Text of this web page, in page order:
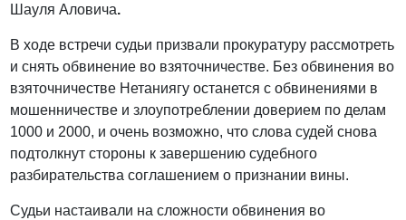
Шауля Аловича.
В ходе встречи судьи призвали прокуратуру рассмотреть
и снять обвинение во взяточничестве. Без обвинения во
взяточничестве Нетаниягу останется с обвинениями в
мошенничестве и злоупотреблении доверием по делам
1000 и 2000, и очень возможно, что слова судей снова
подтолкнут стороны к завершению судебного
разбирательства соглашением о признании вины.
Судьи настаивали на сложности обвинения во